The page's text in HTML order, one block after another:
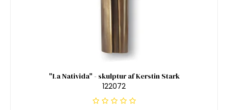
"La Nativida" - skulptur af Kerstin Stark
122072